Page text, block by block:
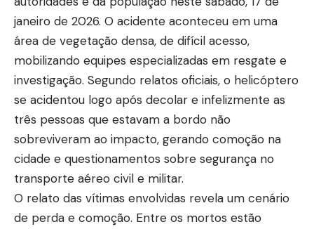
janeiro de 2026. O acidente aconteceu em uma
área de vegetação densa, de difícil acesso,
mobilizando equipes especializadas em resgate e
investigação. Segundo relatos oficiais, o helicóptero
se acidentou logo após decolar e infelizmente as
três pessoas que estavam a bordo não
sobreviveram ao impacto, gerando comoção na
cidade e questionamentos sobre segurança no
transporte aéreo civil e militar.
O relato das vítimas envolvidas revela um cenário
de perda e comoção. Entre os mortos estão